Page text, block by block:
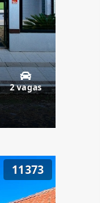
2 vagas
11373